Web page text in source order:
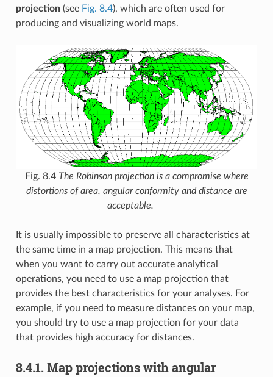
projection(see Fig. 8.4), which are often used for
producing and visualizing world maps.
Fig. 8.4 The Robinson projection is a compromise where
distortions of area, angular conformity and distance are
acceptable.
It is usually impossible to preserve all characteristics at
the same time in a map projection. This means that
when you want to carry out accurate analytical
operations, you need to use a map projection that
provides the best characteristics for your analyses. For
example, if you need to measure distances on your map,
you should try to use a map projection for your data
that provides high accuracy for distances.
8.4.1. Map projections with angular